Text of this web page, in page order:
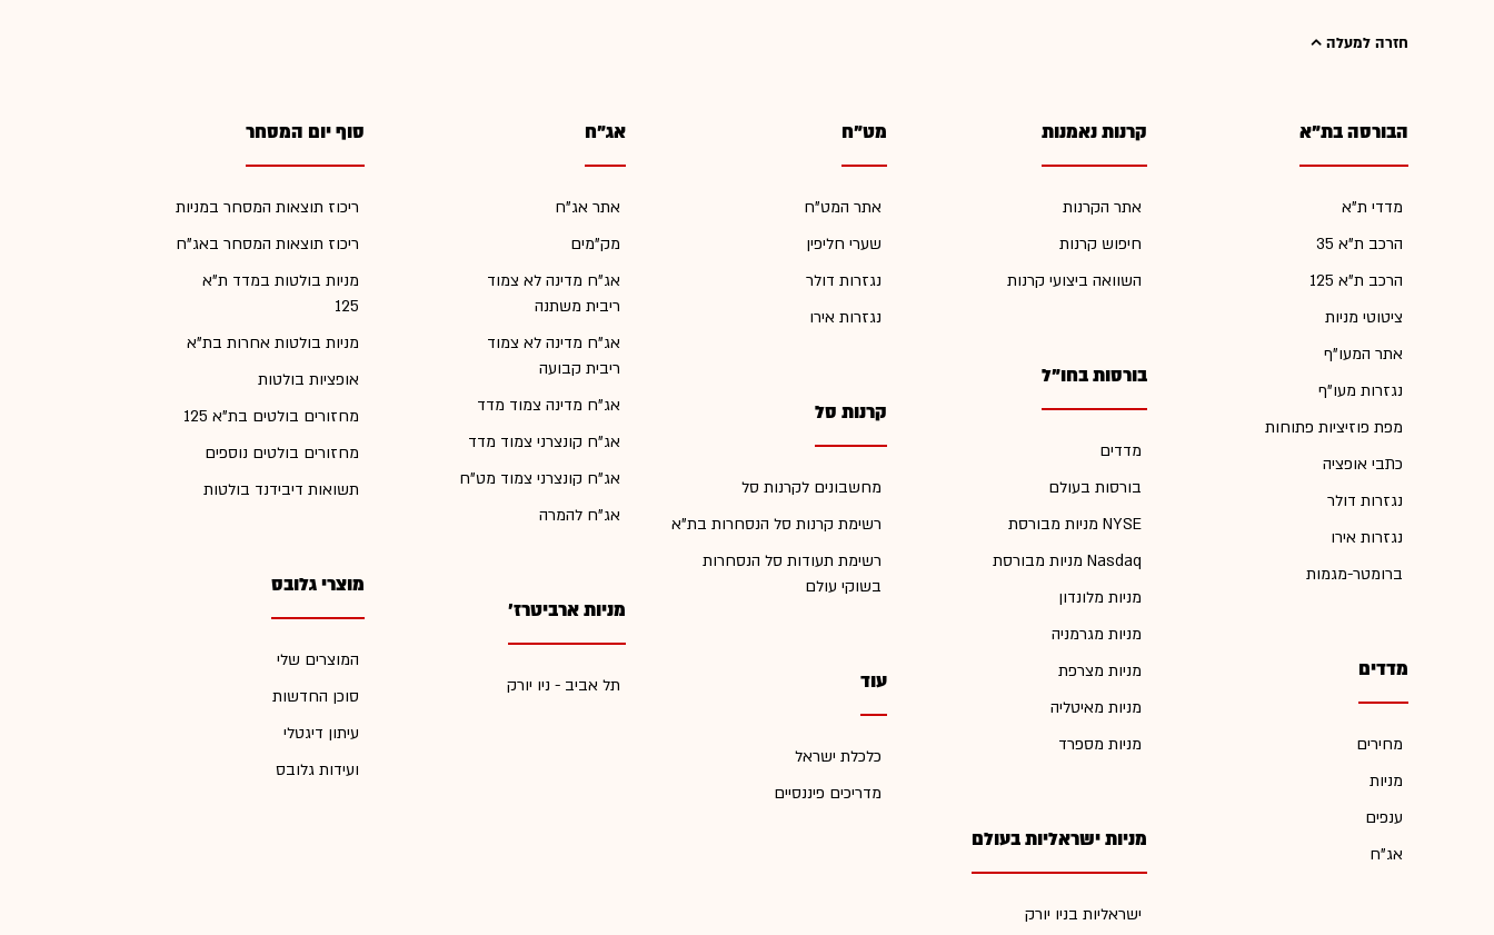
חזרה למעלה
הבורסה בת"א
מדדי ת"א
הרכב ת"א 35
הרכב ת"א 125
ציטוטי מניות
אתר המעו"ף
נגזרות מעו"ף
מפת פוזיציות פתוחות
כתבי אופציה
נגזרות דולר
נגזרות אירו
ברומטר-מגמות
מדדים
מחירים
מניות
ענפים
אג"ח
קרנות נאמנות
אתר הקרנות
חיפוש קרנות
השוואה ביצועי קרנות
בורסות בחו"ל
מדדים
בורסות בעולם
מניות מבורסת NYSE
מניות מבורסת Nasdaq
מניות מלונדון
מניות מגרמניה
מניות מצרפת
מניות מאיטליה
מניות מספרד
מניות ישראליות בעולם
ישראליות בניו יורק
מט"ח
אתר המט"ח
שערי חליפין
נגזרות דולר
נגזרות אירו
קרנות סל
מחשבונים לקרנות סל
רשימת קרנות סל הנסחרות בת"א
רשימת תעודות סל הנסחרות
בשוקי עולם
עוד
כלכלת ישראל
מדריכים פיננסיים
אג"ח
אתר אג"ח
מק"מים
אג"ח מדינה לא צמוד
ריבית משתנה
אג"ח מדינה לא צמוד
ריבית קבועה
אג"ח מדינה צמוד מדד
אג"ח קונצרני צמוד מדד
אג"ח קונצרני צמוד מט"ח
אג"ח להמרה
מניות ארביטרז'
תל אביב - ניו יורק
סוף יום המסחר
ריכוז תוצאות המסחר במניות
ריכוז תוצאות המסחר באג"ח
מניות בולטות במדד ת"א
125
מניות בולטות אחרות בת"א
אופציות בולטות
מחזורים בולטים בת"א 125
מחזורים בולטים נוספים
תשואות דיבידנד בולטות
מוצרי גלובס
המוצרים שלי
סוכן החדשות
עיתון דיגטלי
ועידות גלובס